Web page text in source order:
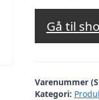
Gå til
Varenummer
Kategori: